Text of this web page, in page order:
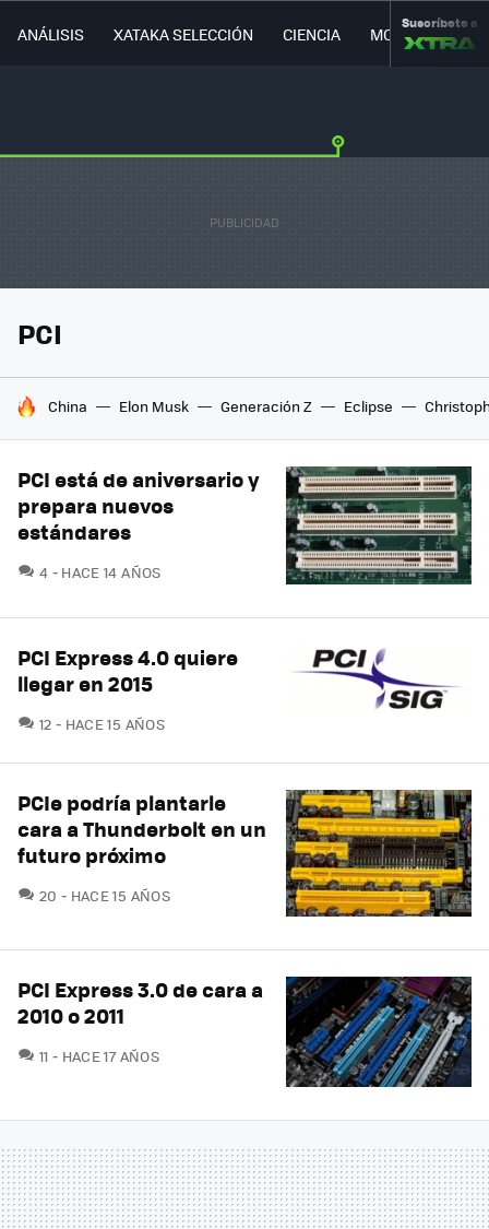
ANÁLISIS XATAKA SELECCIÓN CIENCIA MOVILIDAD
Suscríbete a
PCI
HOY SE HABLA DE
China Elon Musk Generación Z Eclipse
PCI está de aniversario y
prepara nuevos
estándares
4 COMENTARIOS
HACE 14 AÑOS
PCI Express 4.0 quiere
llegar en 2015
12 COMENTARIOS
HACE 15 AÑOS
PCIe podría plantarle
cara a Thunderbolt en un
futuro próximo
20 COMENTARIOS
HACE 15 AÑOS
PCI Express 3.0 de cara a
2010 o 2011
11 COMENTARIOS
HACE 17 AÑOS